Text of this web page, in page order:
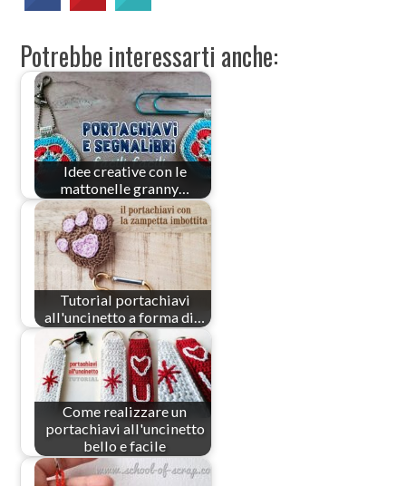
Potrebbe interessarti anche:
Idee creative con le
mattonelle granny…
Tutorial portachiavi
all'uncinetto a forma di…
Come realizzare un
portachiavi all'uncinetto
bello e facile